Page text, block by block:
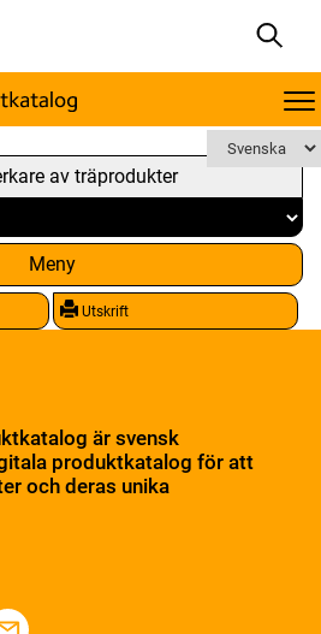
av träprodukter
Meny
Utskrift
är svensk
produktkatalog för att
och deras unika